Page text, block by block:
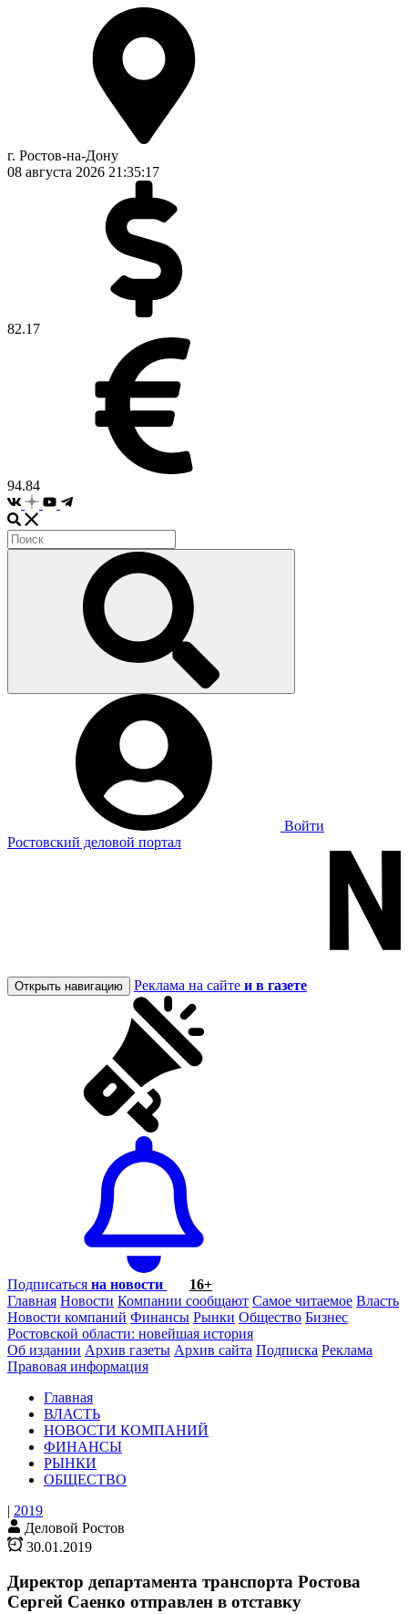
г. Ростов-на-Дону
08 августа 2026 21:35:18
82.17
94.84
Войти
Ростовский деловой портал
Открыть навигацию Реклама на сайте и в газете
Подписаться на новости
16+
Главная Новости Компании сообщают Самое читаемое Власть
Новости компаний Финансы Рынки Общество Бизнес
Ростовской области: новейшая история
Об издании Архив газеты Архив сайта Подписка Реклама
Правовая информация
Главная
ВЛАСТЬ
НОВОСТИ КОМПАНИЙ
ФИНАНСЫ
РЫНКИ
ОБЩЕСТВО
| 2019
Деловой Ростов
30.01.2019
Директор департамента транспорта Ростова
Сергей Саенко отправлен в отставку